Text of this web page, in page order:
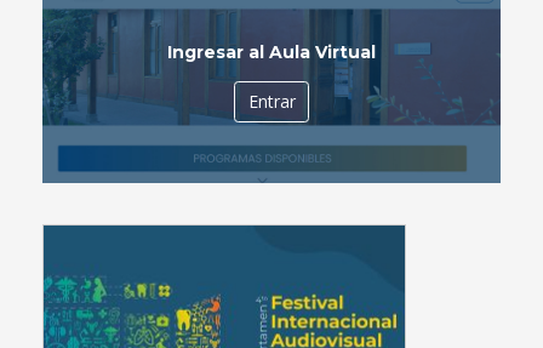
Ingresar al Aula Virtual
Entrar